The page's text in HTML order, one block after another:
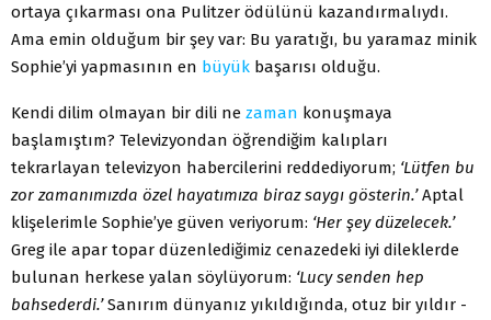
ortaya çıkarması ona Pulitzer ödülünü kazandırmalıydı.
Ama emin olduğum bir şey var: Bu yaratığı, bu yaramaz minik
Sophie’yi yapmasının en büyük başarısı olduğu.
Kendi dilim olmayan bir dili ne zaman konuşmaya
başlamıştım? Televizyondan öğrendiğim kalıpları
tekrarlayan televizyon habercilerini reddediyorum; ‘Lütfen bu
zor zamanımızda özel hayatımıza biraz saygı gösterin.’Aptal
klişelerimle Sophie’ye güven veriyorum: ‘Her şey düzelecek.’
Greg ile apar topar düzenlediğimiz cenazedeki iyi dileklerde
bulunan herkese yalan söylüyorum: ‘Lucy senden hep
bahsederdi.’Sanırım dünyanız yıkıldığında, otuz bir yıldır -